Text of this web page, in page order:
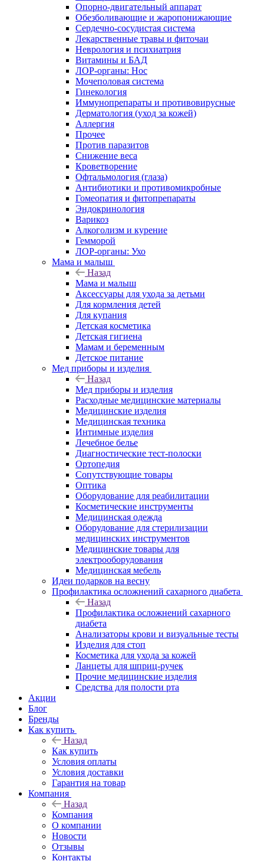
Опорно-двигательный аппарат
Обезболивающие и жаропонижающие
Сердечно-сосудистая система
Лекарственные травы и фиточаи
Неврология и психиатрия
Витамины и БАД
ЛОР-органы: Нос
Мочеполовая система
Гинекология
Иммунопрепараты и противовирусные
Дерматология (уход за кожей)
Аллергия
Прочее
Против паразитов
Снижение веса
Кроветворение
Офтальмология (глаза)
Антибиотики и противомикробные
Гомеопатия и фитопрепараты
Эндокринология
Варикоз
Алкоголизм и курение
Гемморой
ЛОР-органы: Ухо
Мама и малыш
Назад
Мама и малыш
Аксессуары для ухода за детьми
Для кормления детей
Для купания
Детская косметика
Детская гигиена
Мамам и беременным
Детское питание
Мед приборы и изделия
Назад
Мед приборы и изделия
Расходные медицинские материалы
Медицинские изделия
Медицинская техника
Интимные изделия
Лечебное белье
Диагностические тест-полоски
Ортопедия
Сопутствующие товары
Оптика
Оборудование для реабилитации
Косметические инструменты
Медицинская одежда
Оборудование для стерилизации
медицинских инструментов
Медицинские товары для
электрооборудования
Медицинская мебель
Идеи подарков на весну
Профилактика осложнений сахарного диабета
Назад
Профилактика осложнений сахарного
диабета
Анализаторы крови и визуальные тесты
Изделия для стоп
Косметика для ухода за кожей
Ланцеты для шприц-ручек
Прочие медицинские изделия
Средства для полости рта
Акции
Блог
Бренды
Как купить
Назад
Как купить
Условия оплаты
Условия доставки
Гарантия на товар
Компания
Назад
Компания
О компании
Новости
Отзывы
Контакты